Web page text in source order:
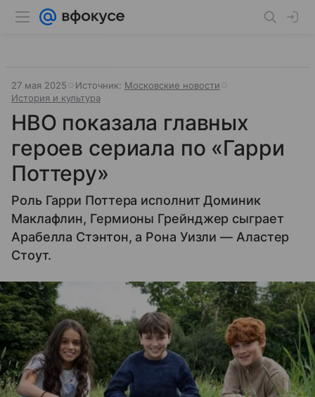
27 мая 2025 Источник: Московские новости
История и культура
HBO показала главных
героев сериала по «Гарри
Поттеру»
Роль Гарри Поттера исполнит Доминик
Маклафлин, Гермионы Грейнджер сыграет
Арабелла Стэнтон, а Рона Уизли — Аластер
Стоут.